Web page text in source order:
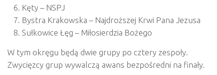
Kęty – NSPJ
Bystra Krakowska – Najdroższej Krwi Pana Jezusa
Sułkowice Łęg – Miłosierdzia Bożego
W tym okręgu będą dwie grupy po cztery zespoły.
Zwycięzcy grup wywalczą awans bezpośredni na finały.